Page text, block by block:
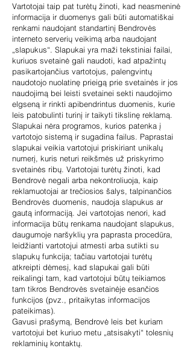
Vartotojai taip pat turėtų žinoti, kad neasmeninė
informacija ir duomenys gali būti automatiškai
renkami naudojant standartinį Bendrovės
interneto serverių veikimą arba naudojant
„slapukus“. Slapukai yra maži tekstiniai failai,
kuriuos svetainė gali naudoti, kad atpažintų
pasikartojančius vartotojus, palengvintų
naudotojo nuolatinę prieigą prie svetainės ir jos
naudojimą bei leisti svetainei sekti naudojimo
elgseną ir rinkti apibendrintus duomenis, kurie
leis patobulinti turinį ir taikyti tikslinę reklamą.
Slapukai nėra programos, kurios patenka į
vartotojo sistemą ir sugadina failus. Paprastai
slapukai veikia vartotojui priskiriant unikalų
numerį, kuris neturi reikšmės už priskyrimo
svetainės ribų. Vartotojai turėtų žinoti, kad
Bendrovė negali arba nekontroliuoja, kaip
reklamuotojai ar trečiosios šalys, talpinančios
Bendrovės duomenis, naudoja slapukus ar
gautą informaciją. Jei vartotojas nenori, kad
informacija būtų renkama naudojant slapukus,
daugumoje naršyklių yra paprasta procedūra,
leidžianti vartotojui atmesti arba sutikti su
slapukų funkcija; tačiau vartotojai turėtų
atkreipti dėmesį, kad slapukai gali būti
reikalingi tam, kad vartotojui būtų teikiamos
tam tikros Bendrovės svetainėje esančios
funkcijos (pvz., pritaikytas informacijos
pateikimas).
Gavusi prašymą, Bendrovė leis bet kuriam
vartotojui bet kuriuo metu „atsisakyti“ tolesnių
reklaminių kontaktų.